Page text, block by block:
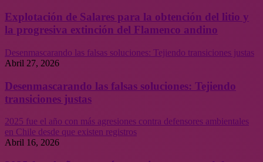
Explotación de Salares para la obtención del litio y
la progresiva extinción del Flamenco andino
Desenmascarando las falsas soluciones: Tejiendo transiciones justas
Abril 27, 2026
Desenmascarando las falsas soluciones: Tejiendo
transiciones justas
2025 fue el año con más agresiones contra defensores ambientales
en Chile desde que existen registros
Abril 16, 2026